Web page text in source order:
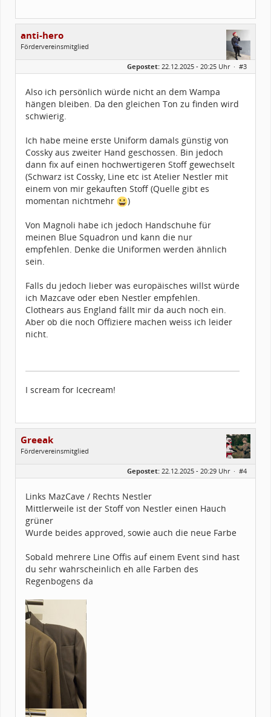
anti-hero
Fördervereinsmitglied
Geschlecht:
Alter:
39
Forenmitglied seit:06 / 2017
Legion-ID:
66877
Squad-Zugehörigkeit:
Kostüme:
Gepostet: 22.12.2025 - 20:25 Uhr · #3
Also ich persönlich würde nicht an dem Wampa
hängen bleiben. Da den gleichen Ton zu finden wird
schwierig.
Ich habe meine erste Uniform damals günstig von
Cossky aus zweiter Hand geschossen. Bin jedoch
dann fix auf einen hochwertigeren Stoff gewechselt
(Schwarz ist Cossky, Line etc ist Atelier Nestler mit
einem von mir gekauften Stoff (Quelle gibt es
momentan nichtmehr
)
Von Magnoli habe ich jedoch Handschuhe für
meinen Blue Squadron und kann die nur
empfehlen. Denke die Uniformen werden ähnlich
sein.
Falls du jedoch lieber was europäisches willst würde
ich Mazcave oder eben Nestler empfehlen.
Clothears aus England fällt mir da auch noch ein.
Aber ob die noch Offiziere machen weiss ich leider
nicht.
I scream for Icecream!
Greeak
Fördervereinsmitglied
Alter:
28
Forenmitglied seit:03 / 2021
Legion-ID:
56347
Squad-Zugehörigkeit:
Kostüme:
Gepostet: 22.12.2025 - 20:29 Uhr · #4
Links MazCave / Rechts Nestler
Mittlerweile ist der Stoff von Nestler einen Hauch
grüner
Wurde beides approved, sowie auch die neue Farbe
Sobald mehrere Line Offis auf einem Event sind hast
du sehr wahrscheinlich eh alle Farben des
Regenbogens da